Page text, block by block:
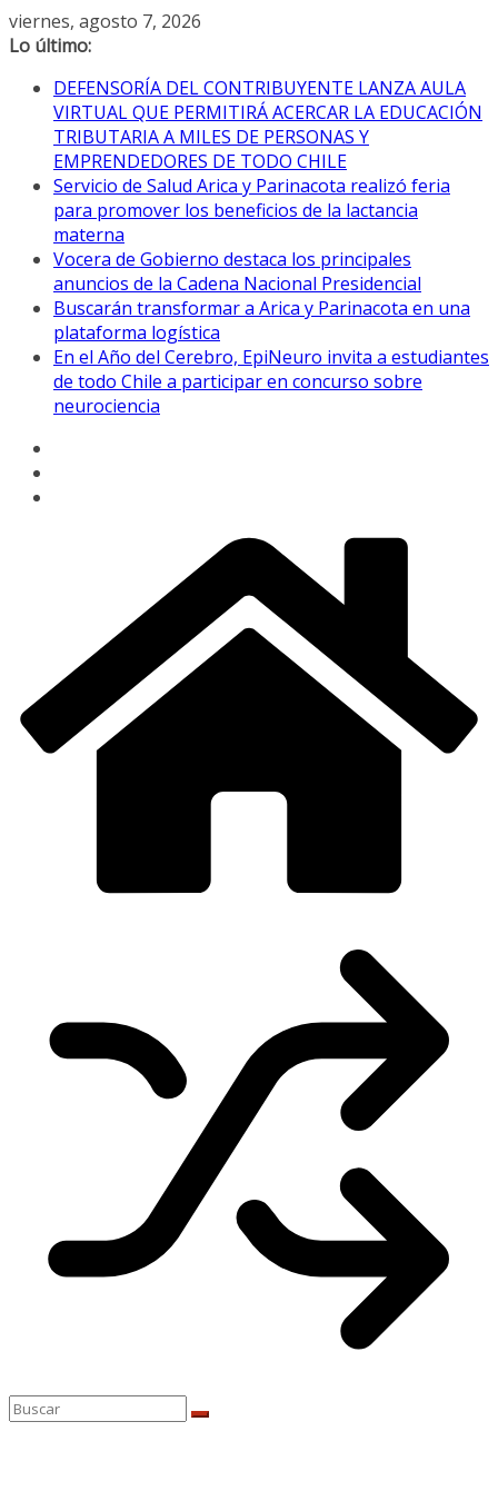
Saltar
al
viernes, agosto 7, 2026
Lo último:
DEFENSORÍA DEL CONTRIBUYENTE LANZA AULA
VIRTUAL QUE PERMITIRÁ ACERCAR LA EDUCACIÓN
TRIBUTARIA A MILES DE PERSONAS Y
EMPRENDEDORES DE TODO CHILE
Servicio de Salud Arica y Parinacota realizó feria
para promover los beneficios de la lactancia
materna
Vocera de Gobierno destaca los principales
anuncios de la Cadena Nacional Presidencial
Buscarán transformar a Arica y Parinacota en una
plataforma logística
En el Año del Cerebro, EpiNeuro invita a estudiantes
de todo Chile a participar en concurso sobre
neurociencia